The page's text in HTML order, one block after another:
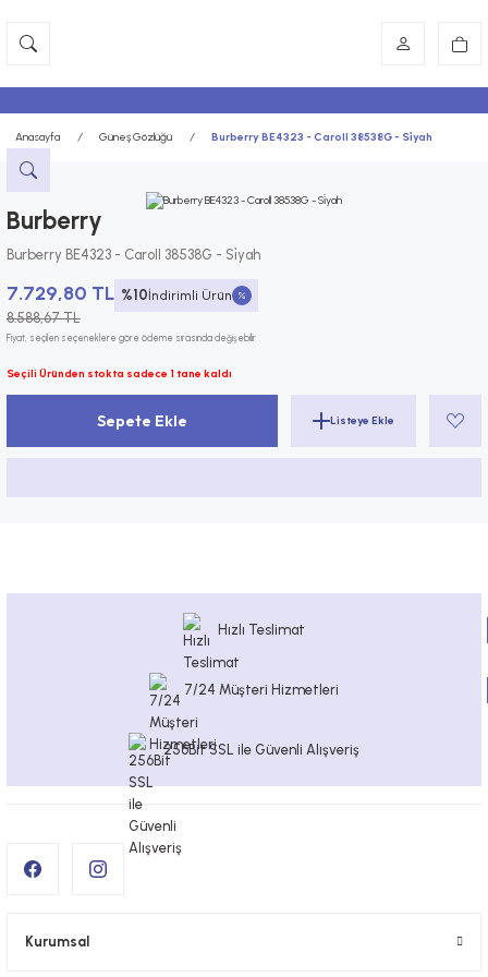
Anasayfa Güneş Gözlüğü Burberry BE4323 - Caroll 38538G - Si̇yah
Burberry
Burberry BE4323 - Caroll 38538G - Si̇yah
7.729,80 TL
8.588,67 TL
%10İndirimli Ürün
Fiyat, seçilen seçeneklere göre ödeme sırasında değişebilir
Seçili Üründen stokta sadece 1 tane kaldı
Sepete Ekle
Hızlı Teslimat
7/24 Müşteri Hizmetleri
256Bit SSL ile Güvenli Alışveriş
Kurumsal